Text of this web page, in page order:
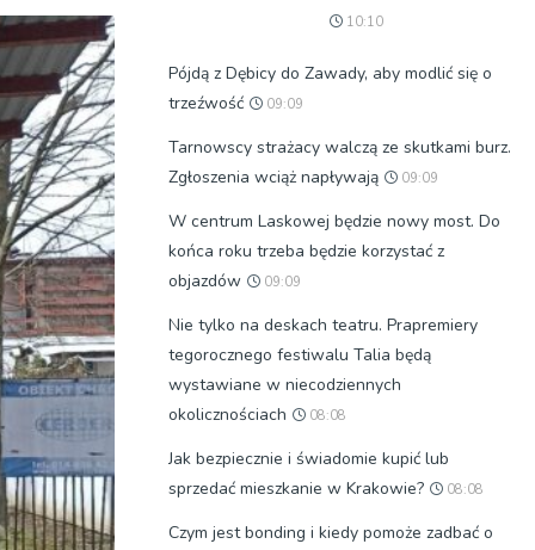
10:10
Pójdą z Dębicy do Zawady, aby modlić się o
trzeźwość
09:09
Tarnowscy strażacy walczą ze skutkami burz.
Zgłoszenia wciąż napływają
09:09
W centrum Laskowej będzie nowy most. Do
końca roku trzeba będzie korzystać z
objazdów
09:09
Nie tylko na deskach teatru. Prapremiery
tegorocznego festiwalu Talia będą
wystawiane w niecodziennych
okolicznościach
08:08
Jak bezpiecznie i świadomie kupić lub
sprzedać mieszkanie w Krakowie?
08:08
Czym jest bonding i kiedy pomoże zadbać o